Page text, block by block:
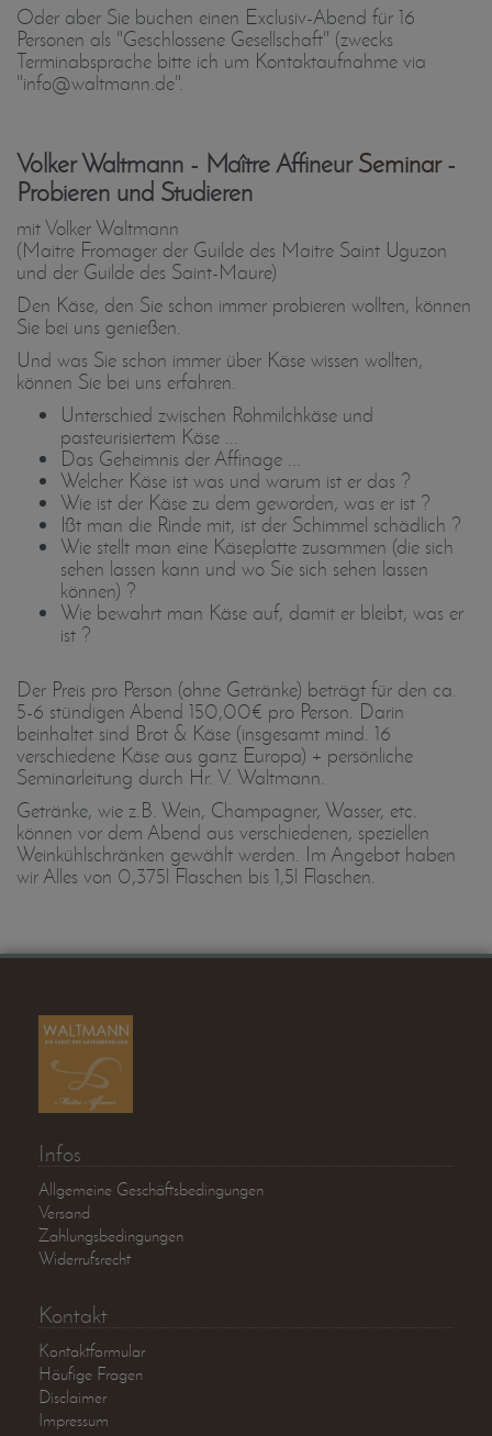
Oder aber Sie buchen einen Exclusiv-Abend für 16
Personen als "Geschlossene Gesellschaft" (zwecks
Terminabsprache bitte ich um Kontaktaufnahme via
"info@waltmann.de".
Volker Waltmann - Maître AffineurSeminar-
Probieren und Studieren
mit Volker Waltmann
(Maitre Fromager der Guilde des Maitre Saint Uguzon
und der Guilde des Saint-Maure)
Den Käse, den Sie schon immer probieren wollten, können
Sie bei uns genießen.
Und was Sie schon immer über Käse wissen wollten,
können Sie bei uns erfahren.
Unterschied zwischen Rohmilchkäse und
pasteurisiertem Käse ...
Das Geheimnis der Affinage ...
Welcher Käse ist was und warum ist er das ?
Wie ist der Käse zu dem geworden, was er ist ?
Ißt man die Rinde mit, ist der Schimmel schädlich ?
Wie stellt man eine Käseplatte zusammen (die sich
sehen lassen kann und wo Sie sich sehen lassen
können) ?
Wie bewahrt man Käse auf, damit er bleibt, was er
ist ?
Der Preis pro Person (ohne Getränke) beträgt für den ca.
5-6 stündigen Abend 150,00€ pro Person. Darin
beinhaltet sind Brot & Käse (insgesamt mind. 16
verschiedene Käse aus ganz Europa) + persönliche
Seminarleitung durch Hr. V. Waltmann.
Getränke, wie z.B. Wein, Champagner, Wasser, etc.
können vor dem Abend aus verschiedenen, speziellen
Weinkühlschränken gewählt werden. Im Angebot haben
wir Alles von 0,375l Flaschen bis 1,5l Flaschen.
Infos
Allgemeine Geschäftsbedingungen
Versand
Zahlungsbedingungen
Widerrufsrecht
Kontakt
Kontaktformular
Häufige Fragen
Disclaimer
Impressum